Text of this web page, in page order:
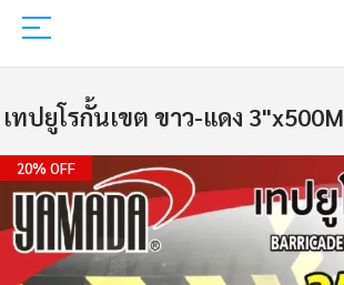
เทปยูโรกั้นเขต ขาว-แดง 3"x500M
Skip
to
the
of
the
images
20% OFF